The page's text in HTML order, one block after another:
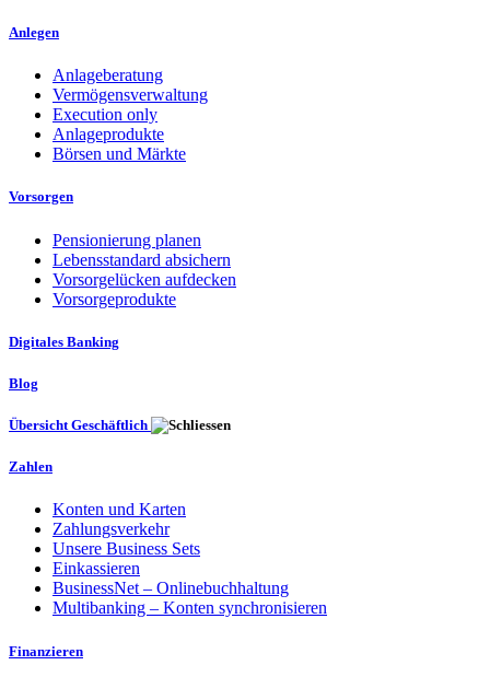
Anlegen
Anlageberatung
Vermögensverwaltung
Execution only
Anlageprodukte
Börsen und Märkte
Vorsorgen
Pensionierung planen
Lebensstandard absichern
Vorsorgelücken aufdecken
Vorsorgeprodukte
Digitales Banking
Blog
Übersicht Geschäftlich
Zahlen
Konten und Karten
Zahlungsverkehr
Unsere Business Sets
Einkassieren
BusinessNet – Onlinebuchhaltung
Multibanking – Konten synchronisieren
Finanzieren